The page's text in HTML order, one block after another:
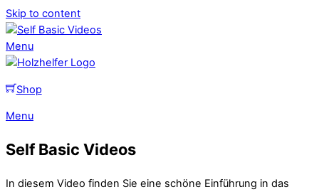
Skip to content
Menu
Shop
Menu
Self Basic Videos
In diesem Video finden Sie eine schöne Einführung in das